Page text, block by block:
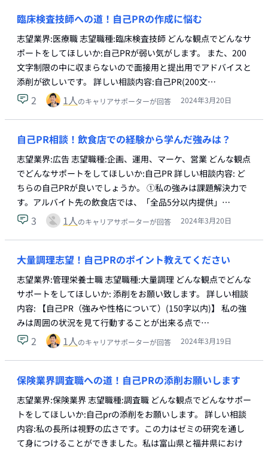
臨床検査技師への道！自己PRの作成に悩む
志望業界:医療職 志望職種:臨床検査技師 どんな観点でどんなサ
ポートをしてほしいか:自己PRが弱い気がします。 また、200
文字制限の中に収まらないので面接用と提出用でアドバイスと
添削が欲しいです。 詳しい相談内容:自己PR(200文…
2 1人のキャリアサポーターが回答 2024年3月20日
自己PR相談！飲食店での経験から学んだ強みは？
志望業界:広告 志望職種:企画、運用、マーケ、営業 どんな観点
でどんなサポートをしてほしいか:自己PR 詳しい相談内容: ど
ちらの自己PRが良いでしょうか。 ①私の強みは課題解決力で
す。アルバイト先の飲食店では、「全品5分以内提供」…
3 1人のキャリアサポーターが回答 2024年3月20日
大量調理志望！自己PRのポイント教えてください
志望業界:管理栄養士職 志望職種:大量調理 どんな観点でどんな
サポートをしてほしいか: 添削をお願い致します。 詳しい相談
内容: 【自己PR（強みや性格について）(150字以内)】 私の強
みは周囲の状況を見て行動することが出来る点で…
2 1人のキャリアサポーターが回答 2024年3月19日
保険業界調査職への道！自己PRの添削お願いします
志望業界:保険業界 志望職種:調査職 どんな観点でどんなサポー
トをしてほしいか:自己prの添削をお願いします。 詳しい相談
内容:私の長所は視野の広さです。この力はゼミの研究を通し
て身につけることができました。私は富山県と福井県におけ